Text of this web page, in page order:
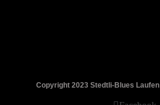
Copyright 2023 Stedtli-Blues